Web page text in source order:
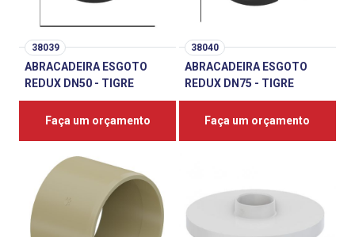
38039
ABRACADEIRA ESGOTO
REDUX DN50 - TIGRE
Faça um orçamento
38040
ABRACADEIRA ESGOTO
REDUX DN75 - TIGRE
Faça um orçamento